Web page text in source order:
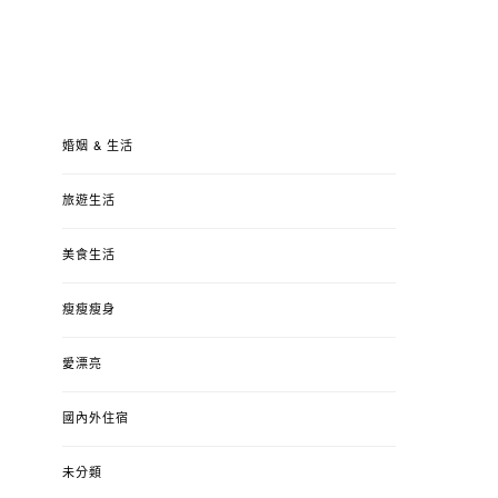
婚姻 & 生活
旅遊生活
美食生活
瘦瘦瘦身
愛漂亮
國內外住宿
未分類